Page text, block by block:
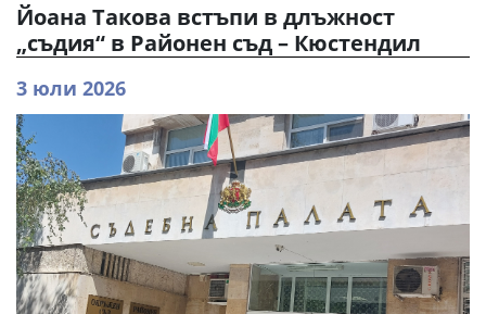
Йоана Такова встъпи в длъжност
„съдия“ в Районен съд – Кюстендил
3 юли 2026